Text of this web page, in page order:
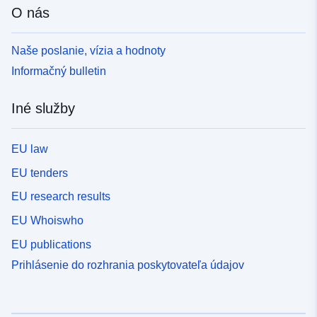
O nás
Naše poslanie, vízia a hodnoty
Informačný bulletin
Iné služby
EU law
EU tenders
EU research results
EU Whoiswho
EU publications
Prihlásenie do rozhrania poskytovateľa údajov